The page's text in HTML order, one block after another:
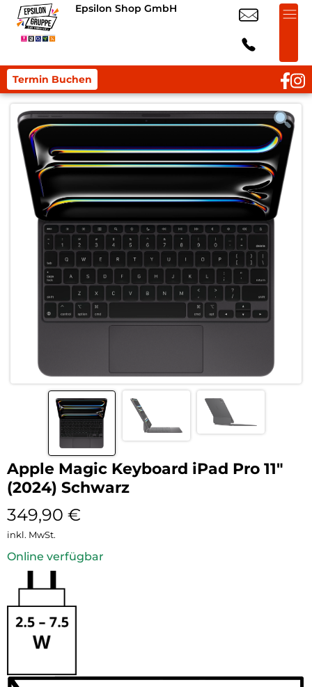
Epsilon Shop GmbH
Termin Buchen
Apple Magic Keyboard iPad Pro 11″
(2024) Schwarz
349,90 €
inkl. MwSt.
Online verfügbar